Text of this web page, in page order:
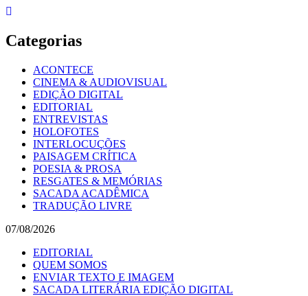
Skip
content
Categorias
ACONTECE
CINEMA & AUDIOVISUAL
EDIÇÃO DIGITAL
EDITORIAL
ENTREVISTAS
HOLOFOTES
INTERLOCUÇÕES
PAISAGEM CRÍTICA
POESIA & PROSA
RESGATES & MEMÓRIAS
SACADA ACADÊMICA
TRADUÇÃO LIVRE
07/08/2026
EDITORIAL
QUEM SOMOS
ENVIAR TEXTO E IMAGEM
SACADA LITERÁRIA EDIÇÃO DIGITAL